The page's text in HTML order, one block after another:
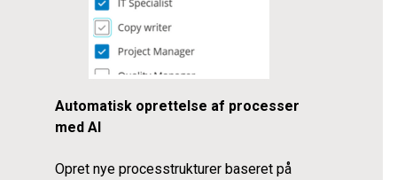
Automatisk oprettelse af processer
med AI
Opret nye processtrukturer baseret på